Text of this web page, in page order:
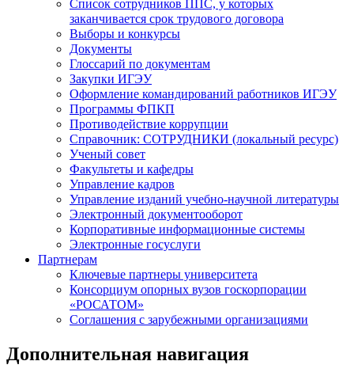
Список сотрудников ППС, у которых
заканчивается срок трудового договора
Выборы и конкурсы
Документы
Глоссарий по документам
Закупки ИГЭУ
Оформление командирований работников ИГЭУ
Программы ФПКП
Противодействие коррупции
Справочник: СОТРУДНИКИ (локальный ресурс)
Ученый совет
Факультеты и кафедры
Управление кадров
Управление изданий учебно-научной литературы
Электронный документооборот
Корпоративные информационные системы
Электронные госуслуги
Партнерам
Ключевые партнеры университета
Консорциум опорных вузов госкорпорации
«РОСАТОМ»
Соглашения с зарубежными организациями
Дополнительная навигация